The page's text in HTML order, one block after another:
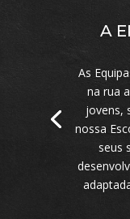
A
As
na rua
jovens,
nossa
seus